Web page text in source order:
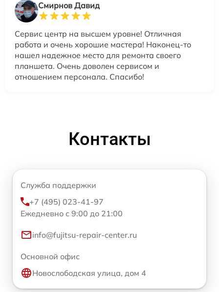
Смирнов Давид
Сервис центр на высшем уровне! Отличная
работа и очень хорошие мастера! Наконец-то
нашел надежное место для ремонта своего
планшета. Очень доволен сервисом и
отношением персонала. Спасибо!
Контакты
Служба поддержки
+7 (495) 023-41-97
Ежедневно с 9:00 до 21:00
info@fujitsu-repair-center.ru
Основной офис
Новослободская улица, дом 4